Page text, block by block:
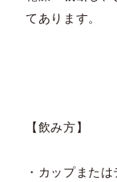
てあります。
【飲み方】
・カップまた